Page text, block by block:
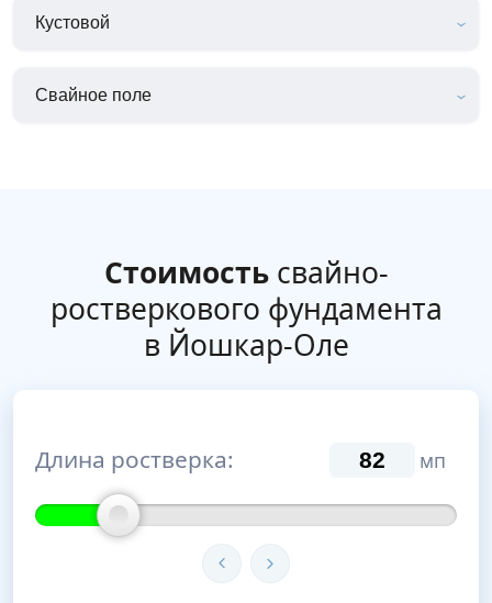
Кустовой
Свайное поле
Стоимостьсвайно-
ростверкового фундамента
в Йошкар-Оле
Длина ростверка: мп